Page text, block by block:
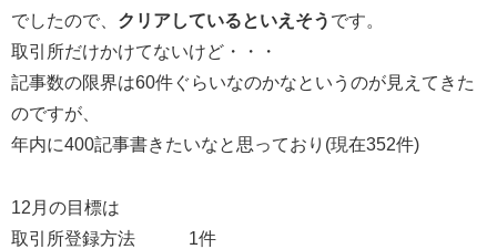
でしたので、 クリアしているといえそう です。
取引所だけかけてないけど・・・
記事数の限界は60件ぐらいなのかなというのが見えてきた
のですが、
年内に400記事書きたいなと思っており(現在352件)
12月の目標は
取引所登録方法 1件